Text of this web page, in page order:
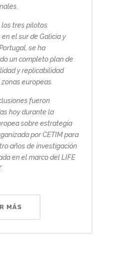
los tres pilotos
el sur de Galicia y
se ha
un completo plan de
y replicabilidad
europeas.
fueron
hoy durante la
sobre estrategia
por CETIM para
años de investigación
en el marco del LIFE
MÁS